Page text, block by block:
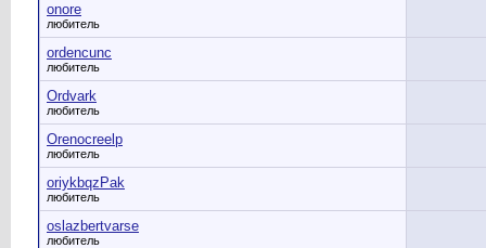
onore
любитель
ordencunc
любитель
Ordvark
любитель
Orenocreelp
любитель
oriykbqzPak
любитель
oslazbertvarse
любитель